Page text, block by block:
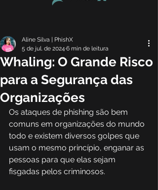
Whaling: O Grande Risco
para a Segurança das
Organizações
Aline Silva | PhishX
5 de jul. de 2024 6 min de leitura
Os ataques de phishing são bem
comuns em organizações do mundo
todo e existem diversos golpes que
usam o mesmo princípio, enganar as
pessoas para que elas sejam
fisgadas pelos criminosos.